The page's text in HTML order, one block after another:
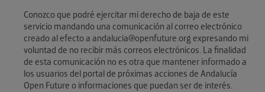
Conozco que podré ejercitar mi derecho de baja de este
servicio mandando una comunicación al correo electrónico
creado al efecto a andalucia@openfuture.org expresando mi
voluntad de no recibir más correos electrónicos. La finalidad
de esta comunicación no es otra que mantener informado a
los usuarios del portal de próximas acciones de Andalucía
Open Future o informaciones que puedan ser de interés.